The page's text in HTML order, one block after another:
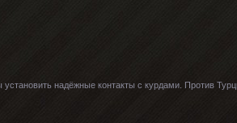
надёжные контакты с курдами. Против